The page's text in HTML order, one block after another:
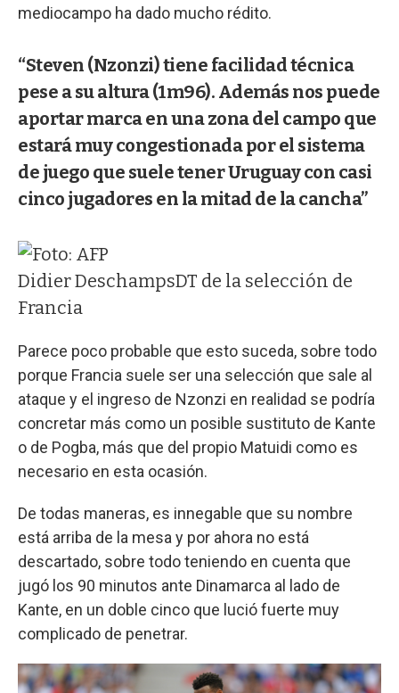
mediocampo ha dado mucho rédito.
“Steven (Nzonzi) tiene facilidad técnica
pese a su altura (1m96). Además nos puede
aportar marca en una zona del campo que
estará muy congestionada por el sistema
de juego que suele tener Uruguay con casi
cinco jugadores en la mitad de la cancha”
Didier DeschampsDT de la selección de
Francia
Parece poco probable que esto suceda, sobre todo
porque Francia suele ser una selección que sale al
ataque y el ingreso de Nzonzi en realidad se podría
concretar más como un posible sustituto de Kante
o de Pogba, más que del propio Matuidi como es
necesario en esta ocasión.
De todas maneras, es innegable que su nombre
está arriba de la mesa y por ahora no está
descartado, sobre todo teniendo en cuenta que
jugó los 90 minutos ante Dinamarca al lado de
Kante, en un doble cinco que lució fuerte muy
complicado de penetrar.